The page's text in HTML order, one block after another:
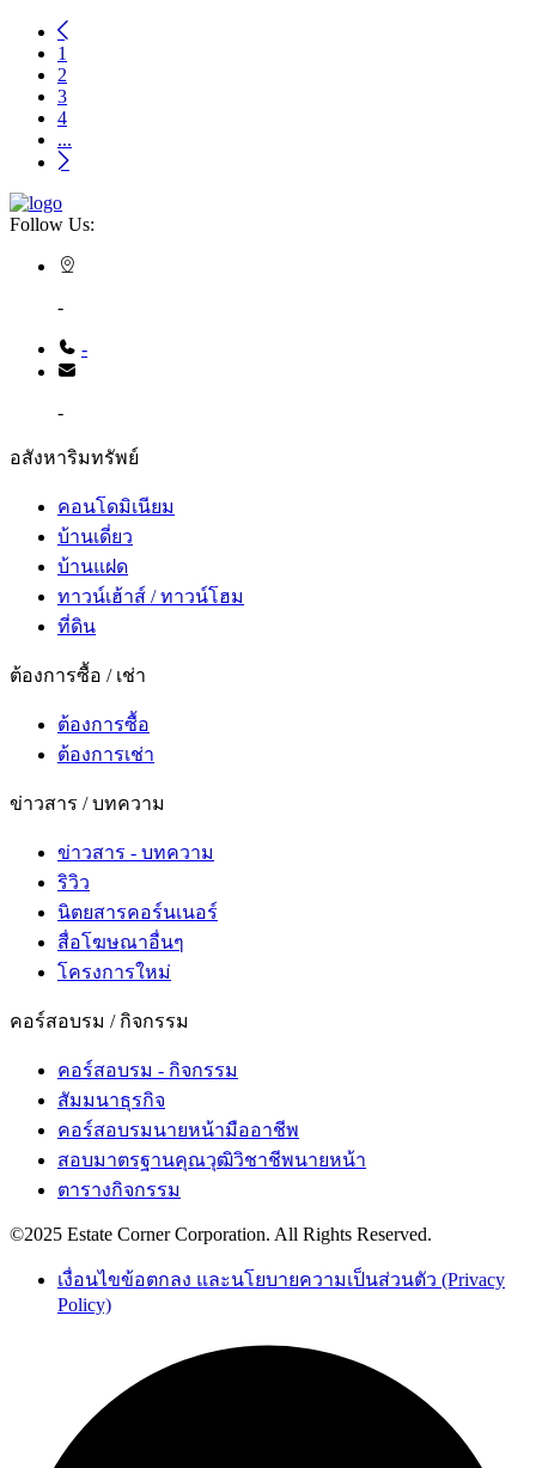
1
2
3
4
...
Follow Us:
-
-
-
อสังหาริมทรัพย์
คอนโดมิเนียม
บ้านเดี่ยว
บ้านแฝด
ทาวน์เฮ้าส์ / ทาวน์โฮม
ที่ดิน
ต้องการซื้อ / เช่า
ต้องการซื้อ
ต้องการเช่า
ข่าวสาร / บทความ
ข่าวสาร - บทความ
ริวิว
นิตยสารคอร์นเนอร์
สื่อโฆษณาอื่นๆ
โครงการใหม่
คอร์สอบรม / กิจกรรม
คอร์สอบรม - กิจกรรม
สัมมนาธุรกิจ
คอร์สอบรมนายหน้ามืออาชีพ
สอบมาตรฐานคุณวุฒิวิชาชีพนายหน้า
ตารางกิจกรรม
©2025 Estate Corner Corporation. All Rights Reserved.
เงื่อนไขข้อตกลง และนโยบายความเป็นส่วนตัว (Privacy
Policy)